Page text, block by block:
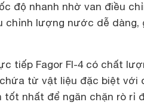
độ nhanh nhờ van điều
chỉnh lượng nước dễ dàng,
tiếp Fagor FI-4 có chất
từ vật liệu đặc biệt với
tốt nhất để ngăn chặn rò rỉ